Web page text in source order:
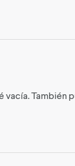
vacía. También